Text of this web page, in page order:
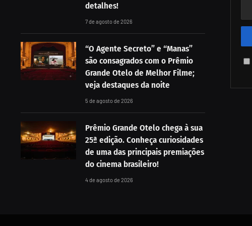
detalhes!
7 de agosto de 2026
“O Agente Secreto” e “Manas”
são consagrados com o Prêmio
Grande Otelo de Melhor Filme;
veja destaques da noite
5 de agosto de 2026
Prêmio Grande Otelo chega à sua
25ª edição. Conheça curiosidades
de uma das principais premiações
do cinema brasileiro!
4 de agosto de 2026